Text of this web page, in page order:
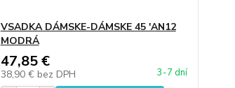
VSADKA DÁMSKE-DÁMSKE 45 'AN12
MODRÁ
47,85 €
38,90 € bez DPH 3-7 dní